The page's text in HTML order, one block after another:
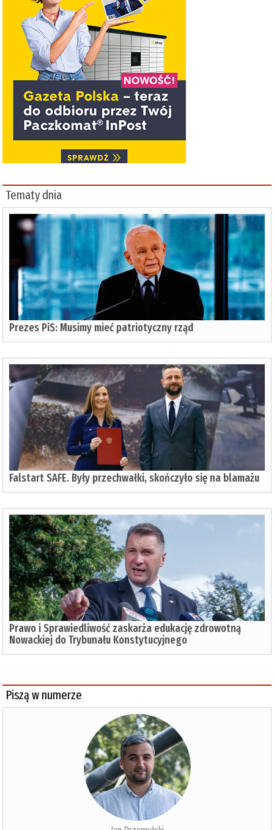
Tematy dnia
Prezes PiS: Musimy mieć patriotyczny rząd
Falstart SAFE. Były przechwałki, skończyło się na blamażu
Prawo i Sprawiedliwość zaskarża edukację zdrowotną
Nowackiej do Trybunału Konstytucyjnego
Piszą w numerze